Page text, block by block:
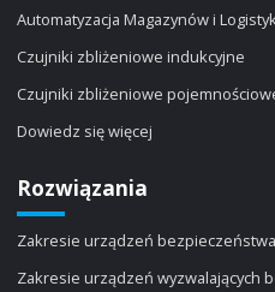
Automatyzacja Magazynów i
Czujniki zbliżeniowe indukcyjne
Czujniki zbliżeniowe
Dowiedz się więcej
Rozwiązania
Zakresie urządzeń
Zakresie urządzeń wyzwalających